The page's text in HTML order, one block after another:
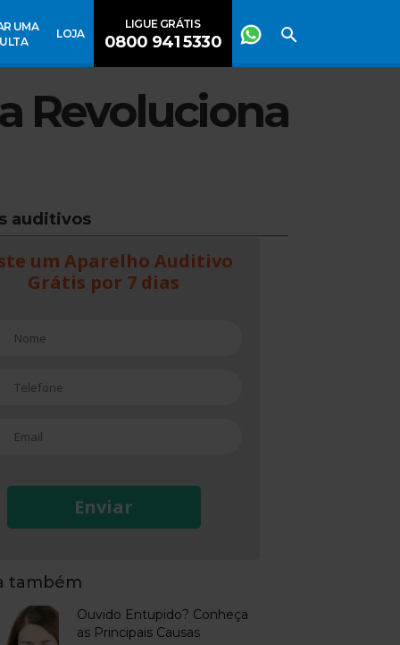
UMA
LOJA
LIGUE GRÁTIS
0800 941 5330
Revoluciona
auditivos
um Aparelho Auditivo
Grátis por 7 dias
Enviar
também
Ouvido Entupido? Conheça
as Principais Causas